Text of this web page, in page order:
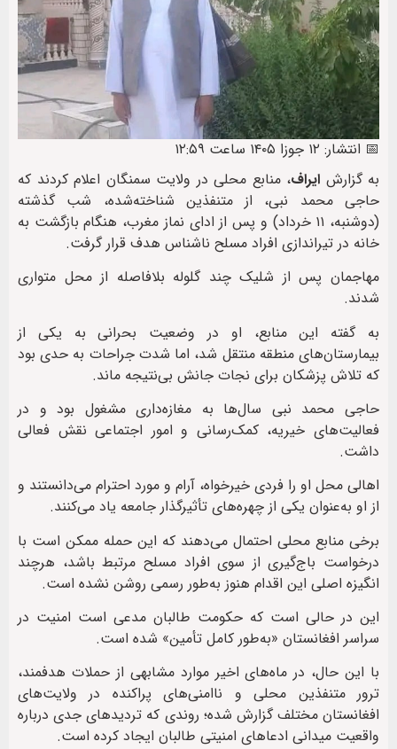
📅 انتشار: ۱۲ جوزا ۱۴۰۵ ساعت ۱۲:۵۹
به گزارش ایراف، منابع محلی در ولایت سمنگان اعلام کردند که
حاجی محمد نبی، از متنفذین شناخته‌شده، شب گذشته
(دوشنبه، ۱۱ خرداد) و پس از ادای نماز مغرب، هنگام بازگشت به
خانه در تیراندازی افراد مسلح ناشناس هدف قرار گرفت.
مهاجمان پس از شلیک چند گلوله بلافاصله از محل متواری
شدند.
به گفته این منابع، او در وضعیت بحرانی به یکی از
بیمارستان‌های منطقه منتقل شد، اما شدت جراحات به حدی بود
که تلاش پزشکان برای نجات جانش بی‌نتیجه ماند.
حاجی محمد نبی سال‌ها به مغازه‌داری مشغول بود و در
فعالیت‌های خیریه، کمک‌رسانی و امور اجتماعی نقش فعالی
داشت.
اهالی محل او را فردی خیرخواه، آرام و مورد احترام می‌دانستند و
از او به‌عنوان یکی از چهره‌های تأثیرگذار جامعه یاد می‌کنند.
برخی منابع محلی احتمال می‌دهند که این حمله ممکن است با
درخواست باج‌گیری از سوی افراد مسلح مرتبط باشد، هرچند
انگیزه اصلی این اقدام هنوز به‌طور رسمی روشن نشده است.
این در حالی است که حکومت طالبان مدعی است امنیت در
سراسر افغانستان «به‌طور کامل تأمین» شده است.
با این حال، در ماه‌های اخیر موارد مشابهی از حملات هدفمند،
ترور متنفذین محلی و ناامنی‌های پراکنده در ولایت‌های
افغانستان مختلف گزارش شده؛ روندی که تردیدهای جدی درباره
واقعیت میدانی ادعاهای امنیتی طالبان ایجاد کرده است.